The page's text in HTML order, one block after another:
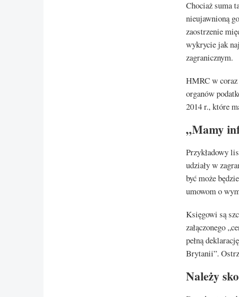
Chociaż suma
nieujawnioną
zaostrzenie
wykrycie jak
zagranicznym.
HMRC w coraz
organów
2014 r., które
„Mamy
Przykładowy
udziały w
być może
umowom o
Księgowi są
załączonego
pełną
Brytanii”.
Należy